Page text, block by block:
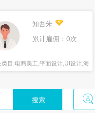
知吾朱
累计雇佣：0次
目:电商美工,平面设计,UI设计,海
计
搜索